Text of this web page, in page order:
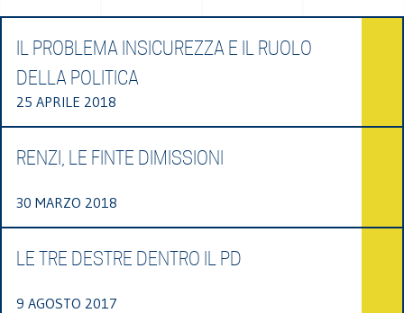
IL PROBLEMA INSICUREZZA E IL RUOLO
DELLA POLITICA
25 APRILE 2018
RENZI, LE FINTE DIMISSIONI
30 MARZO 2018
LE TRE DESTRE DENTRO IL PD
9 AGOSTO 2017